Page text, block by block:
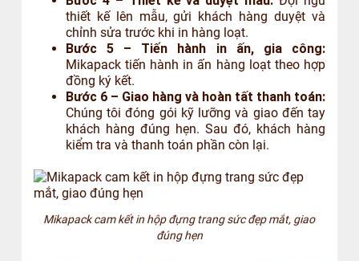
thiết kế lên mẫu, gửi khách hàng duyệt và
chỉnh sửa trước khi in hàng loạt.
Bước 5 – Tiến hành in ấn, gia công:
Mikapack tiến hành in ấn hàng loạt theo hợp
đồng ký kết.
Bước 6 – Giao hàng và hoàn tất thanh toán:
Chúng tôi đóng gói kỹ lưỡng và giao đến tay
khách hàng đúng hẹn. Sau đó, khách hàng
kiểm tra và thanh toán phần còn lại.
Mikapack cam kết in hộp đựng trang sức đẹp mắt, giao
đúng hẹn